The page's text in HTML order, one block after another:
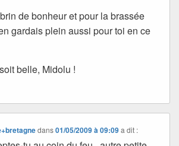
de bonheur et pour la brassée
gardais plein aussi pour toi en ce
belle, Midolu !
dans01/05/2009 à 09:09 a dit :